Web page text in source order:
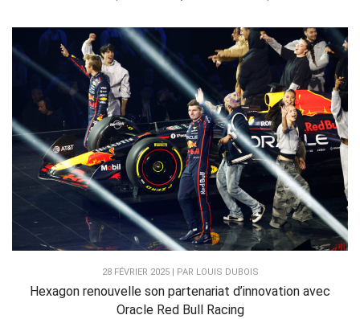
28 FÉVRIER 2025 | PAR LOUIS DUBOIS
Hexagon renouvelle son partenariat d’innovation avec
Oracle Red Bull Racing